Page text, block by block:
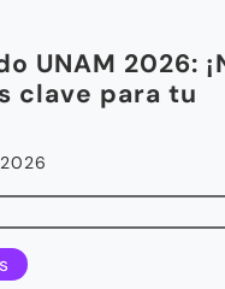
UNAM 2026:
clave para tu